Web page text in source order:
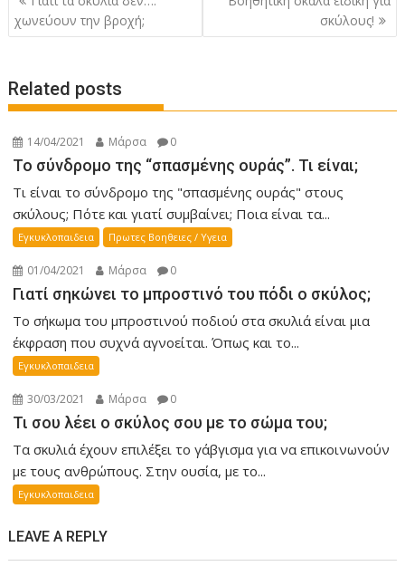
o
n
a
v
i
g
a
t
i
o
n
χωνεύουν την βροχή;
σκύλους!
Related posts
14/04/2021 Μάρσα 0
Το σύνδρομο της “σπασμένης ουράς”. Τι είναι;
Τι είναι το σύνδρομο της "σπασμένης ουράς" στους
σκύλους; Πότε και γιατί συμβαίνει; Ποια είναι τα...
Εγκυκλοπαιδεια Πρωτες Βοηθειες / Υγεια
01/04/2021 Μάρσα 0
Γιατί σηκώνει το μπροστινό του πόδι ο σκύλος;
Το σήκωμα του μπροστινού ποδιού στα σκυλιά είναι μια
έκφραση που συχνά αγνοείται. Όπως και το...
Εγκυκλοπαιδεια
30/03/2021 Μάρσα 0
Τι σου λέει ο σκύλος σου με το σώμα του;
Τα σκυλιά έχουν επιλέξει το γάβγισμα για να επικοινωνούν
με τους ανθρώπους. Στην ουσία, με το...
Εγκυκλοπαιδεια
LEAVE A REPLY